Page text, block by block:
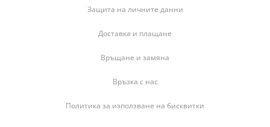
Защита на личните данни
Доставка и плащане
Връщане и замяна
Връзка с нас
Политика за използване на бисквитки